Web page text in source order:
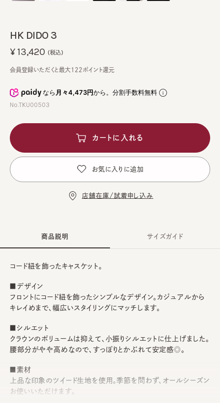
HK DIDO 3
なら月々4,473円から。分割手数料無料
No.TKU00503
¥13,420 (税込)
会員登録いただくと最大122ポイント還元
カートに入れる
お気に入りに追加
店舗在庫/試着申し込み
商品説明
コード紐を飾ったキャスケット。
■デザイン
フロントにコード紐を飾ったシンプルなデザイン。カジュアルから
キレイめまで、幅広いスタイリングにマッチします。
■シルエット
クラウンのボリュームは抑えて、小振りシルエットに仕上げました。
腰部分がやや高めなので、すっぽりとかぶれて安定感◎。
■素材
上品な印象のツイード生地を使用。季節を問わず、オールシーズン
お使いいただけます。
サイズガイド